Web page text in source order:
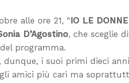
alle ore 21, “IO LE DONNE
D’Agostino, che sceglie di
programma.
i suoi primi dieci
amici più cari ma